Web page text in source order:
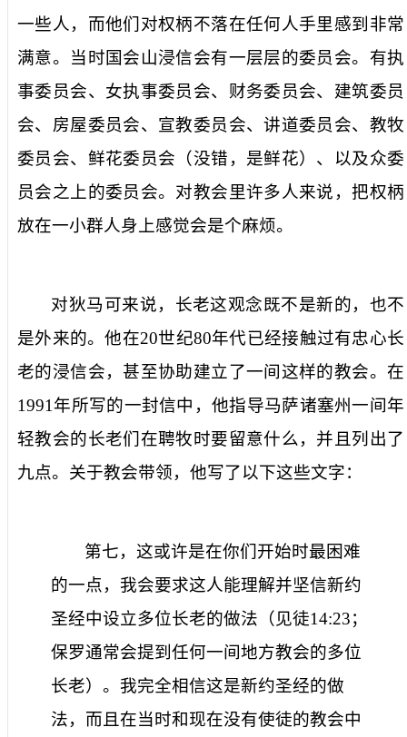
一些人，而他们对权柄不落在任何人手里感到非常
满意。当时国会山浸信会有一层层的委员会。有执
事委员会、女执事委员会、财务委员会、建筑委员
会、房屋委员会、宣教委员会、讲道委员会、教牧
委员会、鲜花委员会（没错，是鲜花）、以及众委
员会之上的委员会。对教会里许多人来说，把权柄
放在一小群人身上感觉会是个麻烦。
对狄马可来说，长老这观念既不是新的，也不
是外来的。他在20世纪80年代已经接触过有忠心长
老的浸信会，甚至协助建立了一间这样的教会。在
1991年所写的一封信中，他指导马萨诸塞州一间年
轻教会的长老们在聘牧时要留意什么，并且列出了
九点。关于教会带领，他写了以下这些文字：
第七，这或许是在你们开始时最困难
的一点，我会要求这人能理解并坚信新约
圣经中设立多位长老的做法（见徒14:23；
保罗通常会提到任何一间地方教会的多位
长老）。我完全相信这是新约圣经的做
法，而且在当时和现在没有使徒的教会中